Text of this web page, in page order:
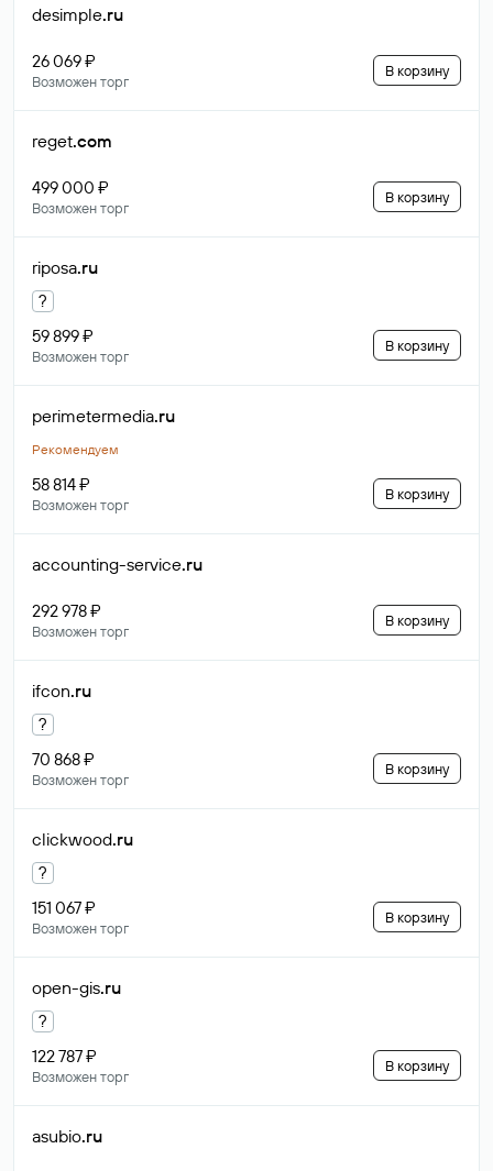
desimple.ru
26 069 ₽
Возможен торг
В корзину
reget.com
499 000 ₽
Возможен торг
В корзину
riposa.ru
?
59 899 ₽
Возможен торг
В корзину
perimetermedia.ru
Рекомендуем
58 814 ₽
Возможен торг
В корзину
accounting-service.ru
292 978 ₽
Возможен торг
В корзину
ifcon.ru
?
70 868 ₽
Возможен торг
В корзину
clickwood.ru
?
151 067 ₽
Возможен торг
В корзину
open-gis.ru
?
122 787 ₽
Возможен торг
В корзину
asubio.ru